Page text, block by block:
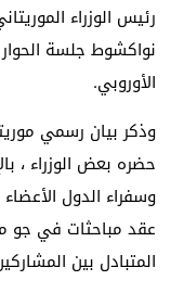
رئيس الوزراء
نواكشوط جلسة الحوار
الأوروبي.
وذكر بيان رسمي
حضره بعض الوزراء ،
وسفراء الدول
عقد مباحثات في جو
المتبادل بين